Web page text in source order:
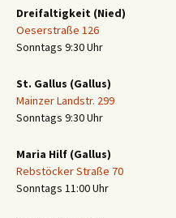
Dreifaltigkeit (Nied)
Oeserstraße 126
Sonntags 9:30 Uhr
St. Gallus (Gallus)
Mainzer Landstr. 299
Sonntags 9:30 Uhr
Maria Hilf (Gallus)
Rebstöcker Straße 70
Sonntags 11:00 Uhr